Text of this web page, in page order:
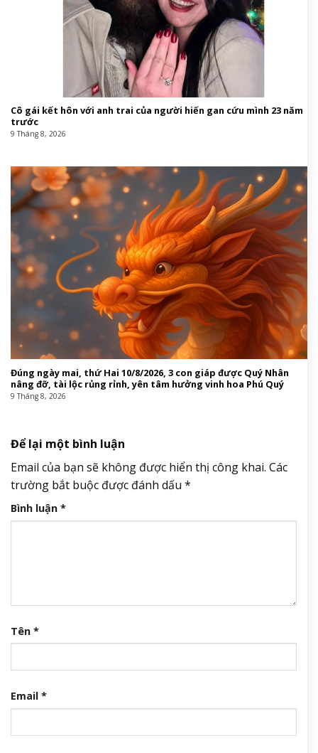
Cô gái kết hôn với anh trai của người hiến gan cứu mình 23 năm
trước
9 Tháng 8, 2026
Đúng ngày mai, thứ Hai 10/8/2026, 3 con giáp được Quý Nhân
nâng đỡ, tài lộc rủng rỉnh, yên tâm hưởng vinh hoa Phú Quý
9 Tháng 8, 2026
Để lại một bình luận
Email của bạn sẽ không được hiển thị công khai. Các
trường bắt buộc được đánh dấu *
Bình luận *
Tên *
Email *